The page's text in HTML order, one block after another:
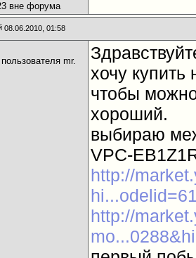
08.06.2010, 01:58
хочу купить
чтобы
хороший.
выбираю
VPC-
http://
http://